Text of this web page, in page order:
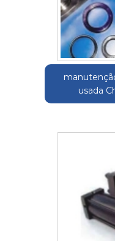
usada